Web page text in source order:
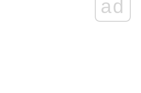
ad